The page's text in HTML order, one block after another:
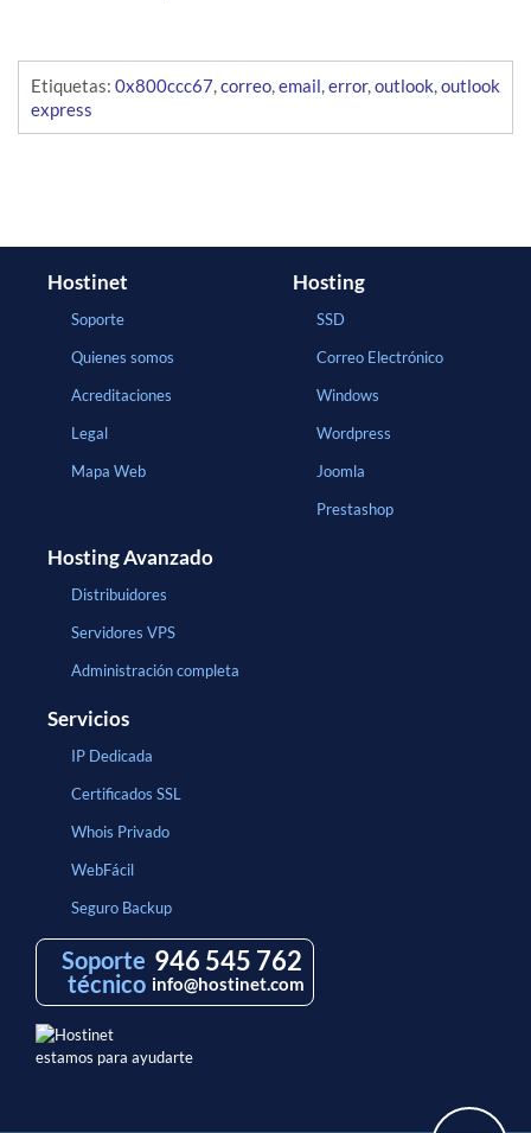
Etiquetas: 0x800ccc67,correo,email,error,outlook,outlook
express
Hostinet
Soporte
Quienes somos
Acreditaciones
Legal
Mapa Web
Hosting
SSD
Correo Electrónico
Windows
Wordpress
Joomla
Prestashop
Hosting Avanzado
Distribuidores
Servidores VPS
Administración completa
Servicios
IP Dedicada
Certificados SSL
Whois Privado
WebFácil
Seguro Backup
Soporte
técnico
946 545 762
info@hostinet.com
estamos para ayudarte